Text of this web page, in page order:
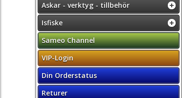
Askar - verktyg - tillbehör
Isfiske
Sameo Channel
VIP-Login
Din Orderstatus
Returer